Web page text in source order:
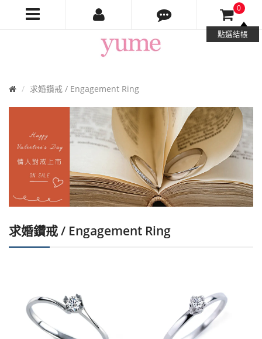
0
點選結帳
Yume
Jewelry
首
求婚鑽戒 / Engagement Ring
求婚鑽戒 / Engagement Ring